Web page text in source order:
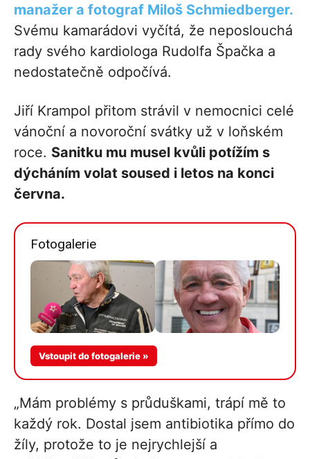
manažer a fotograf Miloš Schmiedberger.
Svému kamarádovi vyčítá, že neposlouchá
rady svého kardiologa Rudolfa Špačka a
nedostatečně odpočívá.
Jiří Krampol přitom strávil v nemocnici celé
vánoční a novoroční svátky už v loňském
roce. Sanitku mu musel kvůli potížím s
dýcháním volat soused i letos na konci
června.
Fotogalerie
Vstoupit do fotogalerie »
„Mám problémy s průduškami, trápí mě to
každý rok. Dostal jsem antibiotika přímo do
žíly, protože to je nejrychlejší a